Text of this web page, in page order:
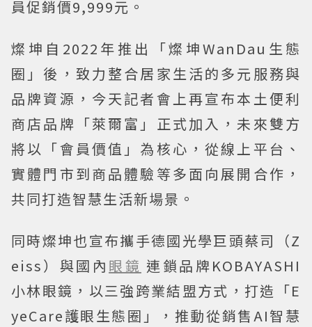
員促銷價9,999元。
燦坤自2022年推出「燦坤WanDau生態
圈」後，致力整合居家生活的多元服務與
品牌資源，今天記者會上再宣布本土便利
商店品牌「萊爾富」正式加入，未來雙方
將以「會員價值」為核心，從線上平台、
實體門市到商品體驗等多面向展開合作，
共同打造智慧生活新場景。
同時燦坤也宣布攜手德國光學巨頭蔡司（Z
eiss）與國內 眼鏡 連鎖品牌KOBAYASHI
小林眼鏡，以三強跨業結盟方式，打造「E
yeCare護眼生態圈」，推動從銷售AI智慧